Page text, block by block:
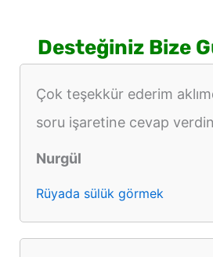
Desteğiniz Bize
Çok teşekkür ederim
soru işaretine cevap
Nurgül
Rüyada sülük görmek